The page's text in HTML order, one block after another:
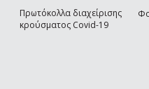
Πρωτόκολλα διαχείρισης
κρούσματος Covid-19